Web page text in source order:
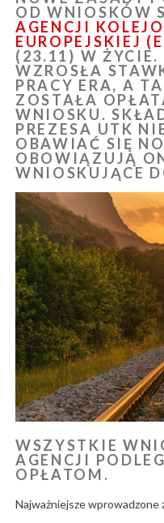
OD WNIOSKÓW
AGENCJI
EUROPEJSKIEJ
(23.11) W ŻYCIE.
WZROSŁA
PRACY ERA, A
ZOSTAŁA
WNIOSKU.
PREZESA UTK
OBAWIAĆ SIĘ
OBOWIĄZUJĄ
WNIOSKUJĄCE
WSZYSTKIE
AGENCJI
OPŁATOM.
Najważniejsze wprowadzone